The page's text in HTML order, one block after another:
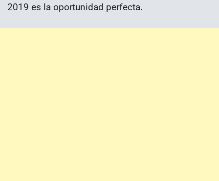
2019 es la oportunidad perfecta.